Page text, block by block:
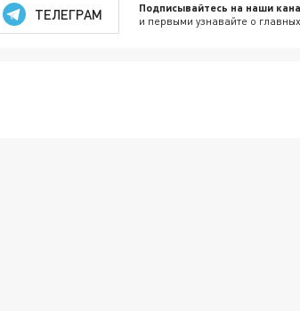
ТЕЛЕГРАМ Подписывайтесь на наши
и первыми узнавайте о